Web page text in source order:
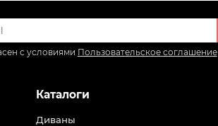
с условиями Пользовательское соглашение
Каталоги
Диваны